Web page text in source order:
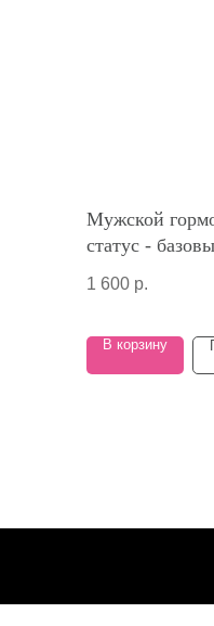
Мужской
статус -
лабораторные
1 600 р.
В корзину